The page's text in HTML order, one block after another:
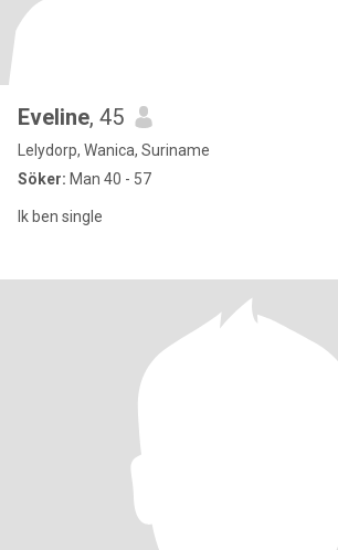
Eveline, 45
Lelydorp, Wanica, Suriname
Söker: Man 40 - 57
Ik ben single